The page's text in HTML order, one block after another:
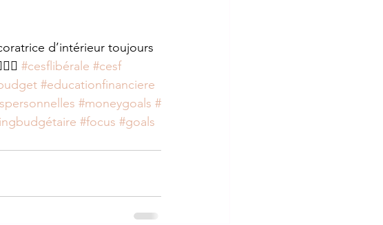
d’intérieur toujours
#cesflibérale #cesf
#educationfinanciere
#moneygoals #
#focus #goals